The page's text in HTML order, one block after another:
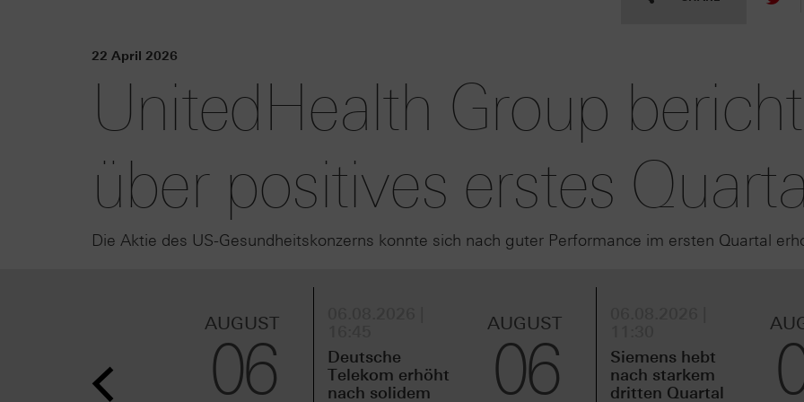
22 April 2026
UnitedHealth Group
über positives erstes
Die Aktie des US-Gesundheitskonzerns konnte sich nach guter Performance im ersten Quartal
AUGUST
06
Deutsche
Telekom erhöht
nach solidem
AUGUST
06
Siemens hebt
nach starkem
dritten Quartal